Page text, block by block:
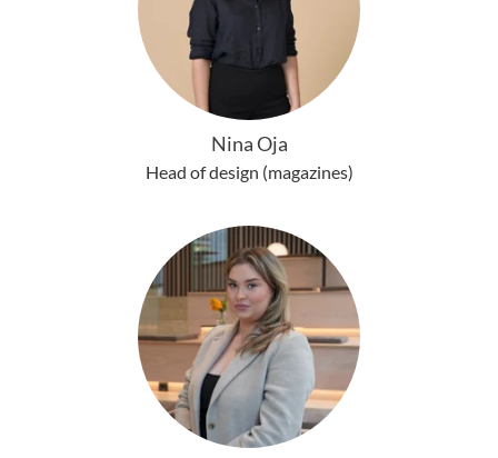
Nina Oja
Head of design (magazines)